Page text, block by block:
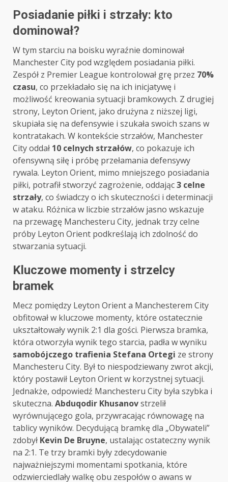
Posiadanie piłki i strzały: kto
dominował?
W tym starciu na boisku wyraźnie dominował
Manchester City pod względem posiadania piłki.
Zespół z Premier League kontrolował grę przez 70%
czasu, co przekładało się na ich inicjatywę i
możliwość kreowania sytuacji bramkowych. Z drugiej
strony, Leyton Orient, jako drużyna z niższej ligi,
skupiała się na defensywie i szukała swoich szans w
kontratakach. W kontekście strzałów, Manchester
City oddał 10 celnych strzałów, co pokazuje ich
ofensywną siłę i próbę przełamania defensywy
rywala. Leyton Orient, mimo mniejszego posiadania
piłki, potrafił stworzyć zagrożenie, oddając3 celne
strzały, co świadczy o ich skuteczności i determinacji
w ataku. Różnica w liczbie strzałów jasno wskazuje
na przewagę Manchesteru City, jednak trzy celne
próby Leyton Orient podkreślają ich zdolność do
stwarzania sytuacji.
Kluczowe momenty i strzelcy
bramek
Mecz pomiędzy Leyton Orient a Manchesterem City
obfitował w kluczowe momenty, które ostatecznie
ukształtowały wynik 2:1 dla gości. Pierwsza bramka,
która otworzyła wynik tego starcia, padła w wyniku
samobójczego trafienia Stefana Ortegi ze strony
Manchesteru City. Był to niespodziewany zwrot akcji,
który postawił Leyton Orient w korzystnej sytuacji.
Jednakże, odpowiedź Manchesteru City była szybka i
skuteczna. Abduqodir Khusanovstrzelił
wyrównującego gola, przywracając równowagę na
tablicy wyników. Decydującą bramkę dla „Obywateli”
zdobył Kevin De Bruyne, ustalając ostateczny wynik
na 2:1. Te trzy bramki były zdecydowanie
najważniejszymi momentami spotkania, które
odzwierciedlały walkę obu zespołów o awans w